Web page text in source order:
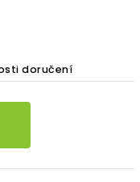
doručení